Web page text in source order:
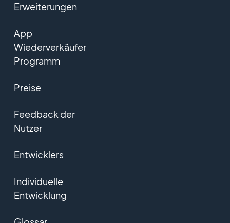
Erweiterungen
App
Wiederverkäufer
Programm
Preise
Feedback der
Nutzer
Entwicklers
Individuelle
Entwicklung